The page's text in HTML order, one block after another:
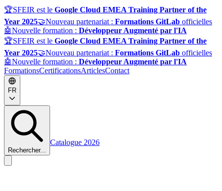
🏆SFEIR est le Google Cloud EMEA Training Partner of the
Year 2025🤝Nouveau partenariat : Formations GitLab officielles
🤖Nouvelle formation : Développeur Augmenté par l'IA
🏆SFEIR est le Google Cloud EMEA Training Partner of the
Year 2025🤝Nouveau partenariat : Formations GitLab officielles
🤖Nouvelle formation : Développeur Augmenté par l'IA
FormationsCertificationsArticlesContact
FR
Rechercher...
Catalogue 2026